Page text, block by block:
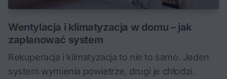
Wentylacja i klimatyzacja w domu – jak
zaplanować system
Rekuperacja i klimatyzacja to nie to samo. Jeden
system wymienia powietrze, drugi je chłodzi.